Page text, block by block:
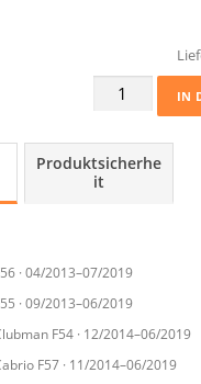
Hochdruckrail
F54-
IN
Produktsicherhe
it
· 04/2013–07/2019
· 09/2013–06/2019
F54 · 12/2014–06/2019
F57 · 11/2014–06/2019